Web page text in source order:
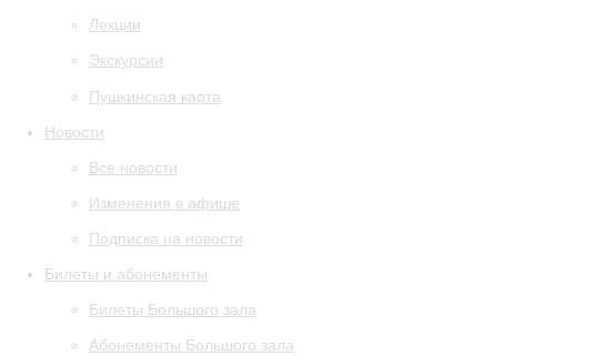
Лекции
Экскурсии
Пушкинская карта
Новости
Все новости
Изменения в афише
Подписка на новости
Билеты и абонементы
Билеты Большого зала
Абонементы Большого зала